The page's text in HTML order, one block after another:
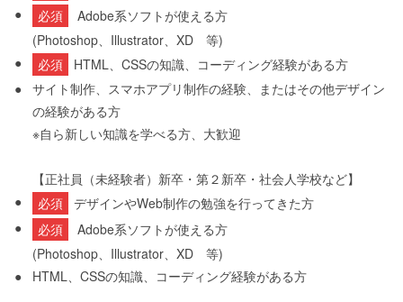
●
必須
Adobe系ソフトが使える方
(Photoshop、Illustrator、XD 等)
●
必須
HTML、CSSの知識、コーディング経験がある方
● サイト制作、スマホアプリ制作の経験、またはその他デザイン
の経験がある方
※自ら新しい知識を学べる方、大歓迎
【正社員（未経験者）新卒・第２新卒・社会人学校など】
●
必須 デザインやWeb制作の勉強を行ってきた方
●
必須
Adobe系ソフトが使える方
(Photoshop、Illustrator、XD 等)
●
HTML、CSSの知識、コーディング経験がある方